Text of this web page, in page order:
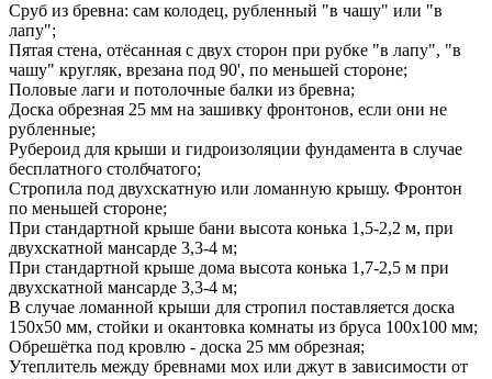
Сруб из бревна: сам колодец, рубленный "в чашу" или "в
лапу";
Пятая стена, отёсанная с двух сторон при рубке "в лапу", "в
чашу" кругляк, врезана под 90', по меньшей стороне;
Половые лаги и потолочные балки из бревна;
Доска обрезная 25 мм на зашивку фронтонов, если они не
рубленные;
Рубероид для крыши и гидроизоляции фундамента в случае
бесплатного столбчатого;
Стропила под двухскатную или ломанную крышу. Фронтон
по меньшей стороне;
При стандартной крыше бани высота конька 1,5-2,2 м, при
двухскатной мансарде 3,3-4 м;
При стандартной крыше дома высота конька 1,7-2,5 м при
двухскатной мансарде 3,3-4 м;
В случае ломанной крыши для стропил поставляется доска
150x50 мм, стойки и окантовка комнаты из бруса 100x100 мм;
Обрешётка под кровлю - доска 25 мм обрезная;
Утеплитель между бревнами мох или джут в зависимости от